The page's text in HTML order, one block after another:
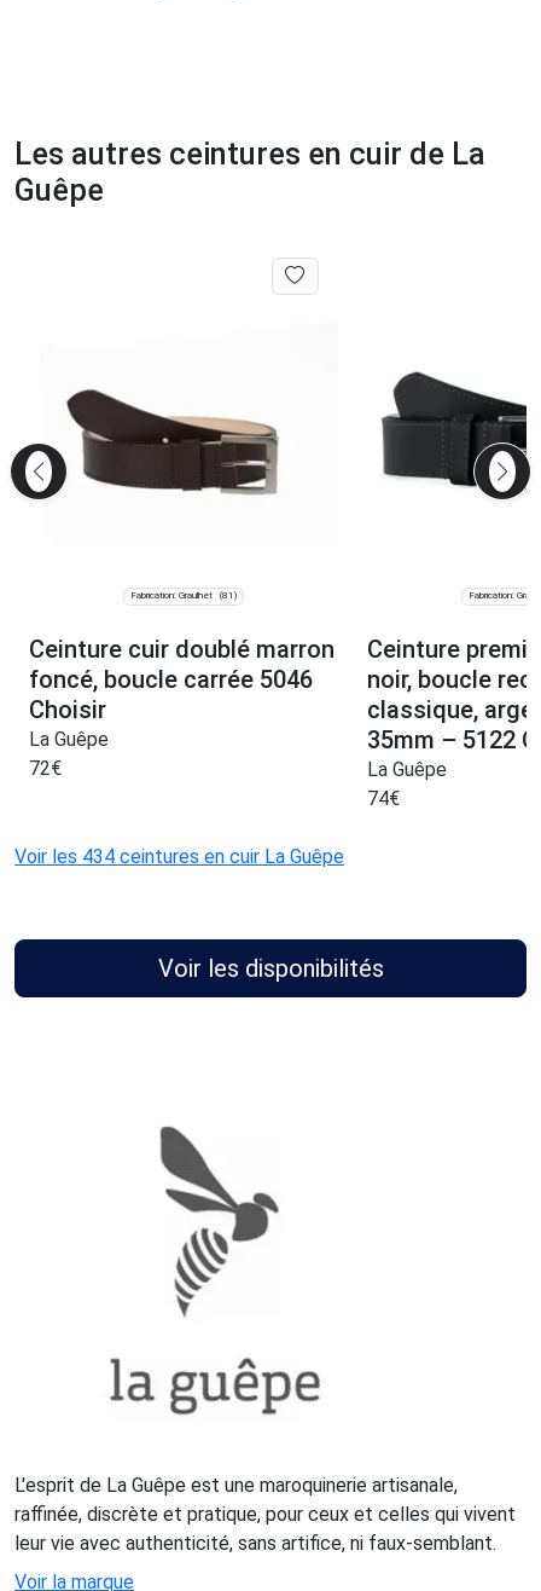
Les autres ceintures en cuir de La
Guêpe
Fabrication: Graulhet (81)
Ceinture cuir doublé marron
foncé, boucle carrée 5046
Choisir
La Guêpe
72€
Fabrication:
Ceinture
noir, boucle
classique,
35mm – 5122
La Guêpe
74€
Voir les 434 ceintures en cuir La Guêpe
Voir les disponibilités
L'esprit de La Guêpe est une maroquinerie artisanale,
raffinée, discrète et pratique, pour ceux et celles qui vivent
leur vie avec authenticité, sans artifice, ni faux-semblant.
Voir la marque